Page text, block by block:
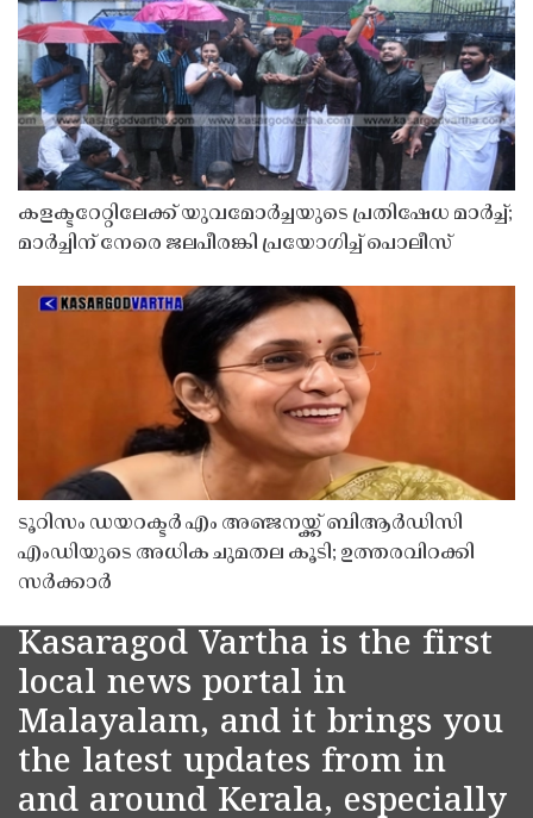
കളക്ടറേറ്റിലേക്ക് യുവമോർച്ചയുടെ പ്രതിഷേധ മാർച്ച്;
മാർച്ചിന് നേരെ ജലപീരങ്കി പ്രയോഗിച്ച് പൊലീസ്
ടൂറിസം ഡയറക്ടർ എം അഞ്ജനയ്ക്ക് ബിആർഡിസി
എംഡിയുടെ അധിക ചുമതല കൂടി; ഉത്തരവിറക്കി
സർക്കാർ
Kasaragod Vartha is the first
local news portal in
Malayalam, and it brings you
the latest updates from in
and around Kerala, especially